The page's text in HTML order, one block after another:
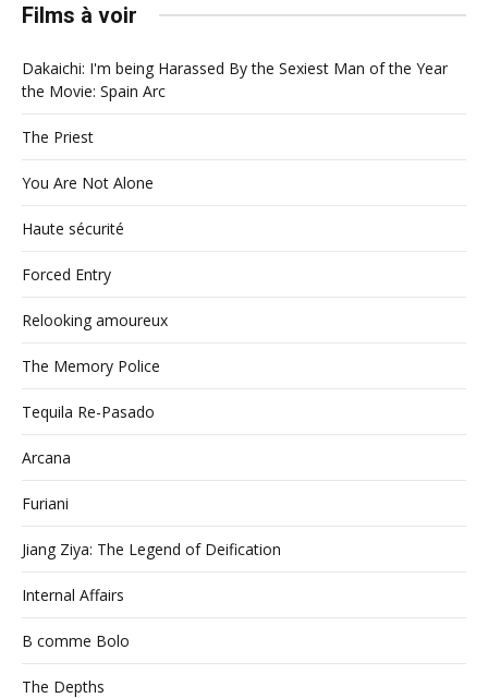
Films à voir
Dakaichi: I'm being Harassed By the Sexiest Man of the Year
the Movie: Spain Arc
The Priest
You Are Not Alone
Haute sécurité
Forced Entry
Relooking amoureux
The Memory Police
Tequila Re-Pasado
Arcana
Furiani
Jiang Ziya: The Legend of Deification
Internal Affairs
B comme Bolo
The Depths